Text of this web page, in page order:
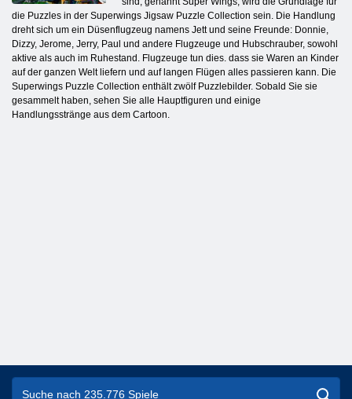
die Puzzles in der Superwings Jigsaw Puzzle Collection sein. Die Handlung
dreht sich um ein Düsenflugzeug namens Jett und seine Freunde: Donnie,
Dizzy, Jerome, Jerry, Paul und andere Flugzeuge und Hubschrauber, sowohl
aktive als auch im Ruhestand. Flugzeuge tun dies. dass sie Waren an Kinder
auf der ganzen Welt liefern und auf langen Flügen alles passieren kann. Die
Superwings Puzzle Collection enthält zwölf Puzzlebilder. Sobald Sie sie
gesammelt haben, sehen Sie alle Hauptfiguren und einige
Handlungsstränge aus dem Cartoon.